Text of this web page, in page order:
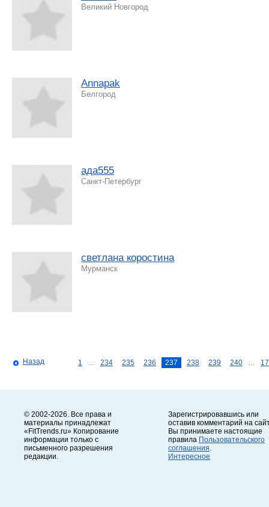
Великий Новгород
Annapak
Белгород
ада555
Санкт-Петербург
светлана коростина
Мурманск
Назад 1 234 235 236 237 238 239 240
© 2002-2026. Все права и
материалы принадлежат
«FitTrends.ru» Копирование
информации только с
письменного разрешения
редакции.
Зарегистрировавшись или
оставив комментарий на
Вы принимаете настоящие
правила Пользовательского
соглашения
Интересное